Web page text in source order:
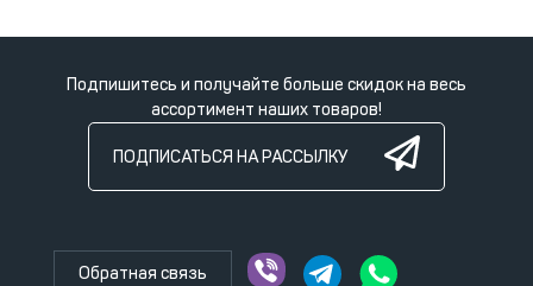
Подпишитесь и получайте больше скидок на весь
ассортимент наших товаров!
ПОДПИСАТЬСЯ НА РАССЫЛКУ
Обратная связь